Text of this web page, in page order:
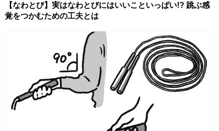
【なわとび】実はなわとびにはいいこといっぱい!? 跳ぶ感
覚をつかむための工夫とは